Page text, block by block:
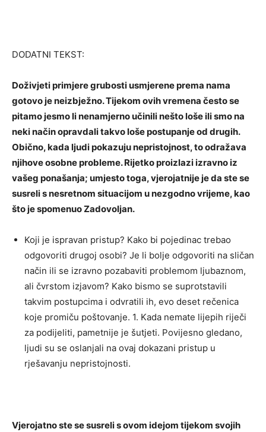
DODATNI TEKST:
Doživjeti primjere grubosti usmjerene prema nama
gotovo je neizbježno. Tijekom ovih vremena često se
pitamo jesmo li nenamjerno učinili nešto loše ili smo na
neki način opravdali takvo loše postupanje od drugih.
Obično, kada ljudi pokazuju nepristojnost, to odražava
njihove osobne probleme. Rijetko proizlazi izravno iz
vašeg ponašanja; umjesto toga, vjerojatnije je da ste se
susreli s nesretnom situacijom u nezgodno vrijeme, kao
što je spomenuo Zadovoljan.
Koji je ispravan pristup? Kako bi pojedinac trebao
odgovoriti drugoj osobi? Je li bolje odgovoriti na sličan
način ili se izravno pozabaviti problemom ljubaznom,
ali čvrstom izjavom? Kako bismo se suprotstavili
takvim postupcima i odvratili ih, evo deset rečenica
koje promiču poštovanje. 1. Kada nemate lijepih riječi
za podijeliti, pametnije je šutjeti. Povijesno gledano,
ljudi su se oslanjali na ovaj dokazani pristup u
rješavanju nepristojnosti.
Vjerojatno ste se susreli s ovom idejom tijekom svojih